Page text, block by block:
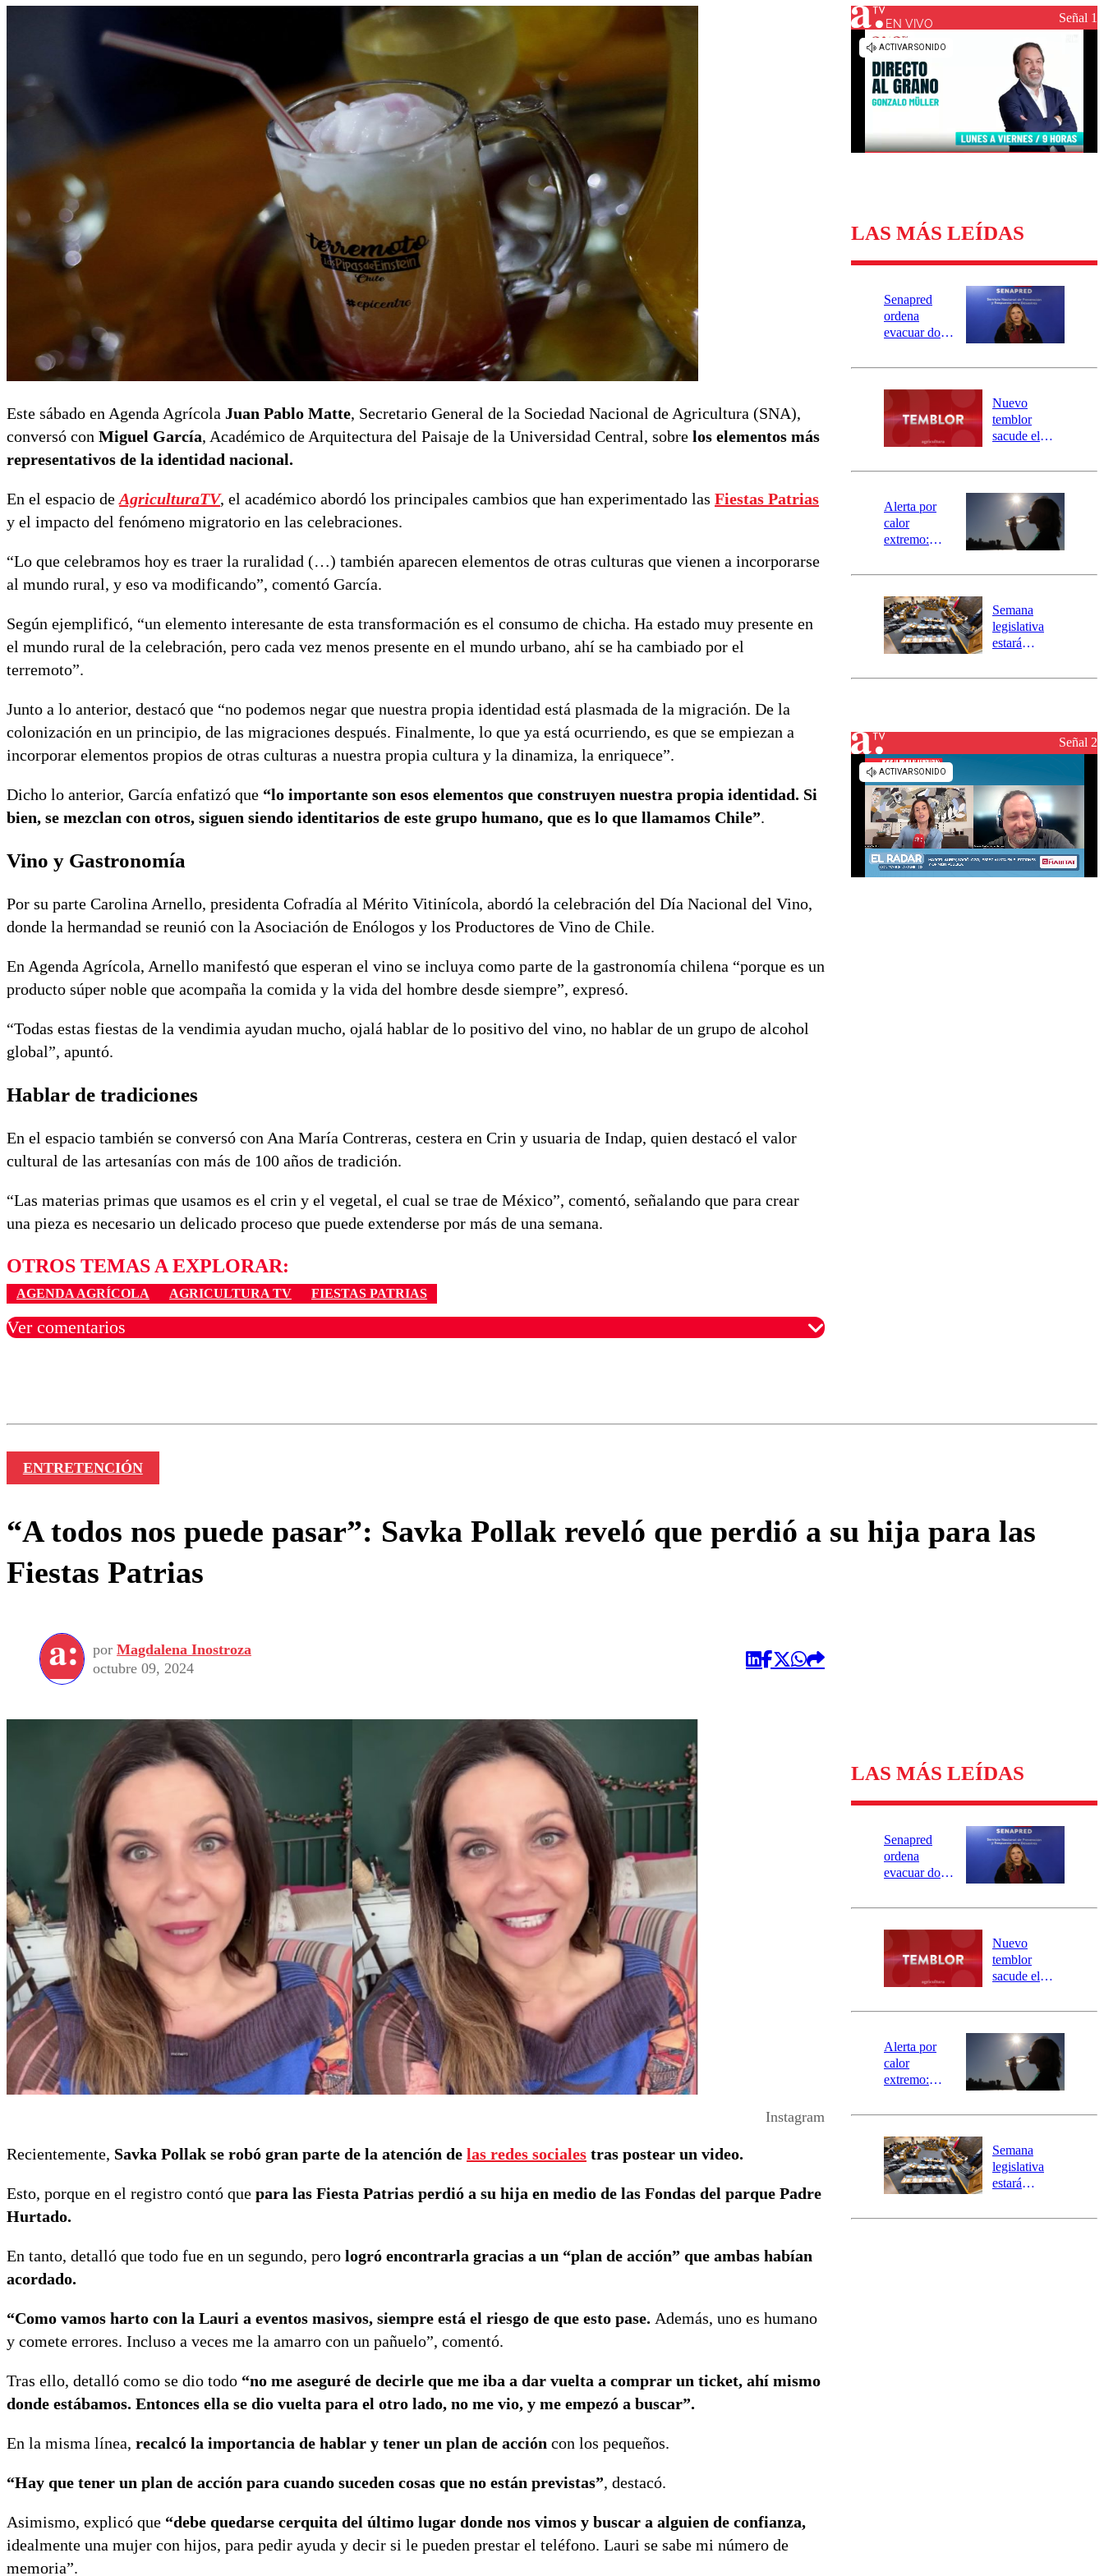
Universidad de Chile
Sustentabilidad
Este sábado en Agenda Agrícola Juan Pablo Matte, Secretario General de la Sociedad Nacional de Agricultura (SNA),
conversó con Miguel García, Académico de Arquitectura del Paisaje de la Universidad Central, sobre los elementos más
representativos de la identidad nacional.
En el espacio de AgriculturaTV, el académico abordó los principales cambios que han experimentado las Fiestas Patrias
y el impacto del fenómeno migratorio en las celebraciones.
“Lo que celebramos hoy es traer la ruralidad (…) también aparecen elementos de otras culturas que vienen a incorporarse
al mundo rural, y eso va modificando”, comentó García.
Según ejemplificó, “un elemento interesante de esta transformación es el consumo de chicha. Ha estado muy presente en
el mundo rural de la celebración, pero cada vez menos presente en el mundo urbano, ahí se ha cambiado por el
terremoto”.
Junto a lo anterior, destacó que “no podemos negar que nuestra propia identidad está plasmada de la migración. De la
colonización en un principio, de las migraciones después. Finalmente, lo que ya está ocurriendo, es que se empiezan a
incorporar elementos propios de otras culturas a nuestra propia cultura y la dinamiza, la enriquece”.
Dicho lo anterior, García enfatizó que “lo importante son esos elementos que construyen nuestra propia identidad. Si
bien, se mezclan con otros, siguen siendo identitarios de este grupo humano, que es lo que llamamos Chile”.
Vino y Gastronomía
Por su parte Carolina Arnello, presidenta Cofradía al Mérito Vitinícola, abordó la celebración del Día Nacional del Vino,
donde la hermandad se reunió con la Asociación de Enólogos y los Productores de Vino de Chile.
En Agenda Agrícola, Arnello manifestó que esperan el vino se incluya como parte de la gastronomía chilena “porque es un
producto súper noble que acompaña la comida y la vida del hombre desde siempre”, expresó.
“Todas estas fiestas de la vendimia ayudan mucho, ojalá hablar de lo positivo del vino, no hablar de un grupo de alcohol
global”, apuntó.
Hablar de tradiciones
En el espacio también se conversó con Ana María Contreras, cestera en Crin y usuaria de Indap, quien destacó el valor
cultural de las artesanías con más de 100 años de tradición.
“Las materias primas que usamos es el crin y el vegetal, el cual se trae de México”, comentó, señalando que para crear
una pieza es necesario un delicado proceso que puede extenderse por más de una semana.
OTROS TEMAS A EXPLORAR:
AGENDA AGRÍCOLA AGRICULTURA TV FIESTAS PATRIAS
Ver comentarios
EN VIVO Señal 1
LAS MÁS LEÍDAS
Senapred
ordena
evacuar dos
Carahue por
río Damas:
activa
mensajería
SAE
Nuevo
temblor
sacude el
revisa la
epicentro
Alerta por
calor
extremo:
activa Alerta
Preventiva en
tres comunas
Semana
legislativa
estará
el fin de la
reconstrucciónSeñal 2
ENTRETENCIÓN
“A todos nos puede pasar”: Savka Pollak reveló que perdió a su hija para las
Fiestas Patrias
por Magdalena Inostroza
octubre 09, 2024
Instagram
Recientemente, Savka Pollak se robó gran parte de la atención de las redes sociales tras postear un video.
Esto, porque en el registro contó que para las Fiesta Patrias perdió a su hija en medio de las Fondas del parque Padre
Hurtado.
En tanto, detalló que todo fue en un segundo, pero logró encontrarla gracias a un “plan de acción” que ambas habían
acordado.
“Como vamos harto con la Lauri a eventos masivos, siempre está el riesgo de que esto pase. Además, uno es humano
y comete errores. Incluso a veces me la amarro con un pañuelo”, comentó.
Tras ello, detalló como se dio todo “no me aseguré de decirle que me iba a dar vuelta a comprar un ticket, ahí mismo
donde estábamos. Entonces ella se dio vuelta para el otro lado, no me vio, y me empezó a buscar”.
En la misma línea, recalcó la importancia de hablar y tener un plan de acción con los pequeños.
“Hay que tener un plan de acción para cuando suceden cosas que no están previstas”, destacó.
Asimismo, explicó que “debe quedarse cerquita del último lugar donde nos vimos y buscar a alguien de confianza,
idealmente una mujer con hijos, para pedir ayuda y decir si le pueden prestar el teléfono. Lauri se sabe mi número de
memoria”.
LAS MÁS LEÍDAS
Senapred
ordena
evacuar dos
Carahue por
río Damas:
activa
mensajería
SAE
Nuevo
temblor
sacude el
revisa la
epicentro
Alerta por
calor
extremo:
activa Alerta
Preventiva en
tres comunas
Semana
legislativa
estará
el fin de la